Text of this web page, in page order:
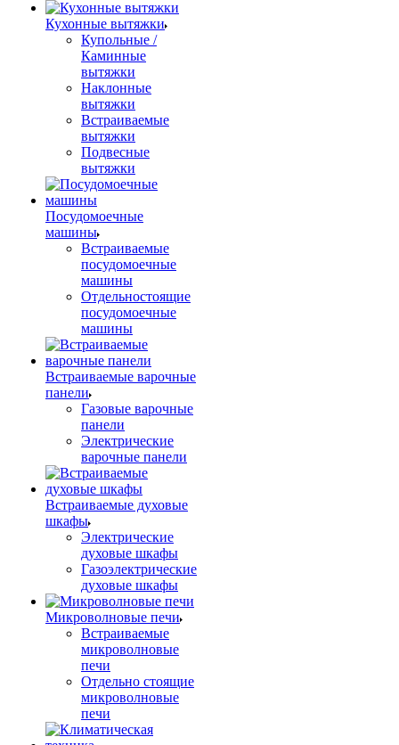
Кухонные вытяжки
Купольные /
Каминные
вытяжки
Наклонные
вытяжки
Встраиваемые
вытяжки
Подвесные
вытяжки
Посудомоечные
машины
Встраиваемые
посудомоечные
машины
Отдельностоящие
посудомоечные
машины
Встраиваемые варочные
панели
Газовые варочные
панели
Электрические
варочные панели
Встраиваемые духовые
шкафы
Электрические
духовые шкафы
Газоэлектрические
духовые шкафы
Микроволновые печи
Встраиваемые
микроволновые
печи
Отдельно стоящие
микроволновые
печи